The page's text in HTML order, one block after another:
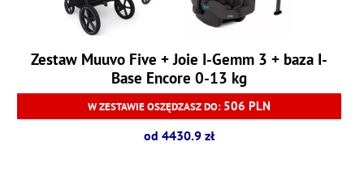
Zestaw Muuvo Five + Joie I-Gemm 3 + baza I-
Base Encore 0-13 kg
W ZESTAWIE OSZĘDZASZ DO: 506 PLN
od 4430.9 zł